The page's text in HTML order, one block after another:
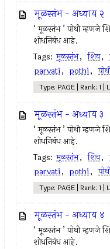
मूळस्तंभ - अध्याय २
‘ मूळस्तंभ ’ पोथी म्हणजे
शोधनिबंध आहे.
Tags: मूळस्तंभ, शिव,
parvati, pothi,
Type: PAGE | Rank: 1 |
मूळस्तंभ - अध्याय ३
‘ मूळस्तंभ ’ पोथी म्हणजे
शोधनिबंध आहे.
Tags: मूळस्तंभ, शिव,
parvati, pothi,
Type: PAGE | Rank: 1 |
मूळस्तंभ - अध्याय ४
‘ मूळस्तंभ ’ पोथी म्हणजे
शोधनिबंध आहे.